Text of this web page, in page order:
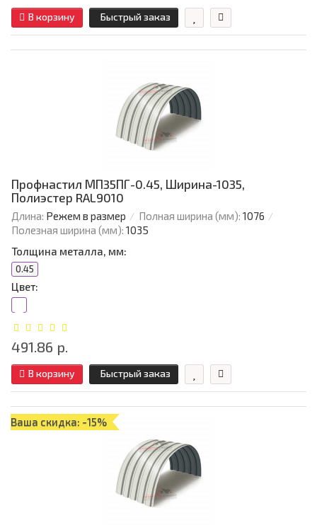
В корзину Быстрый заказ
Профнастил МП35ПГ-0.45, Ширина-1035,
Полиэстер RAL9010
Длина: Режем в размер Полная ширина (мм): 1076
Полезная ширина (мм): 1035
Толщина металла, мм:
0.45
Цвет:
491.86 р.
В корзину Быстрый заказ
Ваша скидка: -15%